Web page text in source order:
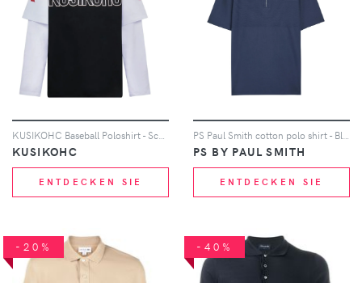
KUSIKOHC
ENTDECKEN SIE
PS BY PAUL SMITH
ENTDECKEN SIE
-20% -40%